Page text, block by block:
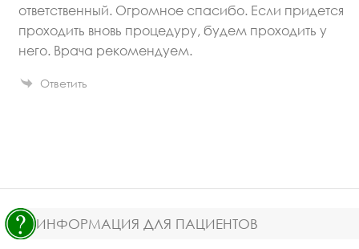
ответственный. Огромное спасибо. Если придется
проходить вновь процедуру, будем проходить у
него. Врача рекомендуем.
Ответить
ИНФОРМАЦИЯ ДЛЯ ПАЦИЕНТОВ